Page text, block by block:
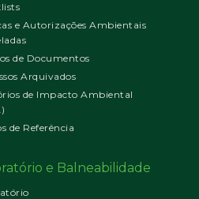
e Autorizações Ambientais
de Documentos
Arquivados
de Impacto Ambiental
de Referência
e Balneabilidade